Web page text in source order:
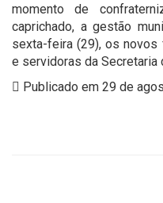
momento de
caprichado, a gestão
sexta-feira (29), os
e servidoras da Secretaria
Publicado em 29 de